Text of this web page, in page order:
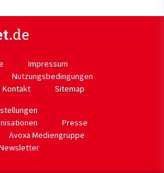
Impressum
Nutzungsbedingungen
Kontakt
Sitemap
Presse
Avoxa Mediengruppe